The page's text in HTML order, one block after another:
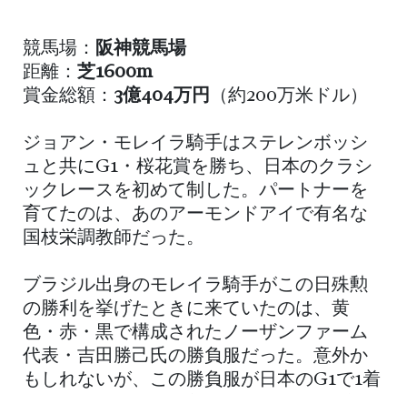
競馬場： 阪神競馬場
距離： 芝1600m
賞金総額： 3億404万円 （約200万米ドル）
ジョアン・モレイラ騎手はステレンボッシ
ュと共にG1・桜花賞を勝ち、日本のクラシ
ックレースを初めて制した。パートナーを
育てたのは、あのアーモンドアイで有名な
国枝栄調教師だった。
ブラジル出身のモレイラ騎手がこの日殊勲
の勝利を挙げたときに来ていたのは、黄
色・赤・黒で構成されたノーザンファーム
代表・吉田勝己氏の勝負服だった。意外か
もしれないが、この勝負服が日本のG1で1着